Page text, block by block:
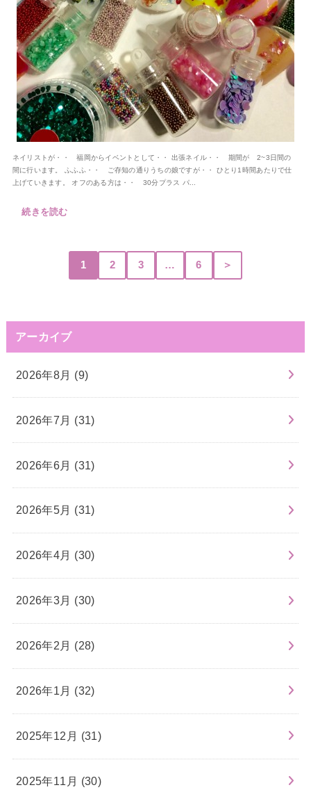
ネイリストが・・ 福岡からイベントとして・・ 出張ネイル・・ 期間が 2~3日間の
間に行います。 ふふふ・・ ご存知の通りうちの娘ですが・・ ひとり1時間あたりで仕
上げていきます。 オフのある方は・・ 30分プラス パ...
続きを読む
1 2 3 … 6 ＞
アーカイブ
2026年8月 (9)
2026年7月 (31)
2026年6月 (31)
2026年5月 (31)
2026年4月 (30)
2026年3月 (30)
2026年2月 (28)
2026年1月 (32)
2025年12月 (31)
2025年11月 (30)